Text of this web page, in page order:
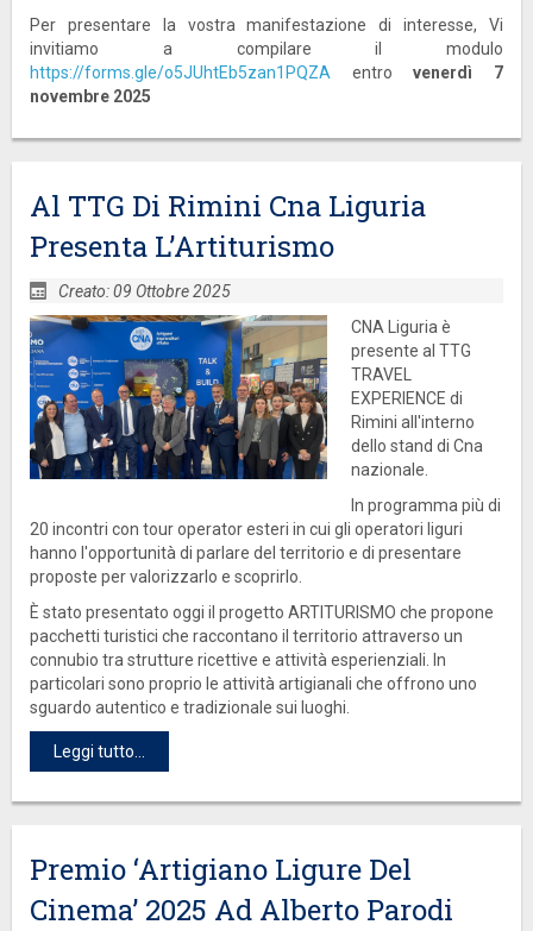
Per presentare la vostra manifestazione di interesse, Vi
invitiamo a compilare il modulo
https://forms.gle/o5JUhtEb5zan1PQZA entrovenerdì 7
novembre 2025
Al TTG Di Rimini Cna Liguria
Presenta L’Artiturismo
Creato: 09 Ottobre 2025
CNA Liguria è
presente al TTG
TRAVEL
EXPERIENCE di
Rimini all'interno
dello stand di Cna
nazionale.
In programma più di
20 incontri con tour operator esteri in cui gli operatori liguri
hanno l'opportunità di parlare del territorio e di presentare
proposte per valorizzarlo e scoprirlo.
È stato presentato oggi il progetto ARTITURISMO che propone
pacchetti turistici che raccontano il territorio attraverso un
connubio tra strutture ricettive e attività esperienziali. In
particolari sono proprio le attività artigianali che offrono uno
sguardo autentico e tradizionale sui luoghi.
Leggi tutto...
Premio ‘Artigiano Ligure Del
Cinema’ 2025 Ad Alberto Parodi